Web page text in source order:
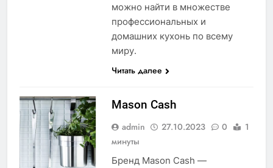
можно найти в множестве
профессиональных и
домашних кухонь по всему
миру.
Читать далее
Mason Cash
admin 27.10.2023 0
1
минуты
Бренд Mason Cash —